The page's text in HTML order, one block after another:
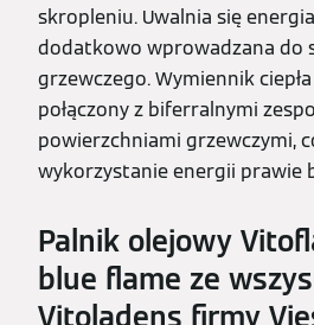
skropleniu. Uwalnia się
dodatkowo wprowadzana do
grzewczego. Wymiennik
połączony z biferralnymi
powierzchniami grzewczymi,
wykorzystanie energii prawie
Palnik olejowy
blue flame ze
Vitoladens firmy